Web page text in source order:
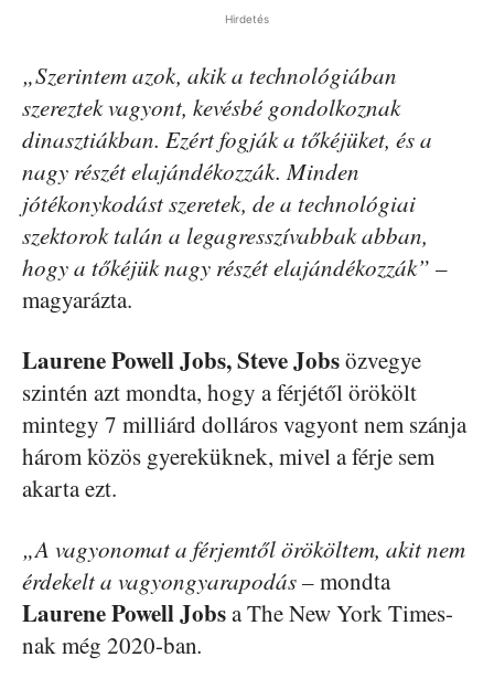
Hirdetés
„Szerintem azok, akik a technológiában
szereztek vagyont, kevésbé gondolkoznak
dinasztiákban. Ezért fogják a tőkéjüket, és a
nagy részét elajándékozzák. Minden
jótékonykodást szeretek, de a technológiai
szektorok talán a legagresszívabbak abban,
hogy a tőkéjük nagy részét elajándékozzák” –
magyarázta.
Laurene Powell Jobs, Steve Jobsözvegye
szintén azt mondta, hogy a férjétől örökölt
mintegy 7 milliárd dolláros vagyont nem szánja
három közös gyereküknek, mivel a férje sem
akarta ezt.
„A vagyonomat a férjemtől örököltem, akit nem
érdekelt a vagyongyarapodás –mondta
Laurene Powell Jobsa The New York Times-
nak még 2020-ban.